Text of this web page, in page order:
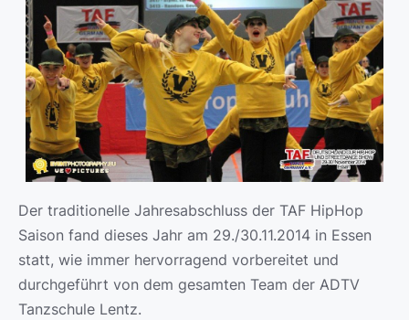
Der traditionelle Jahresabschluss der TAF HipHop
Saison fand dieses Jahr am 29./30.11.2014 in Essen
statt, wie immer hervorragend vorbereitet und
durchgeführt von dem gesamten Team der ADTV
Tanzschule Lentz.